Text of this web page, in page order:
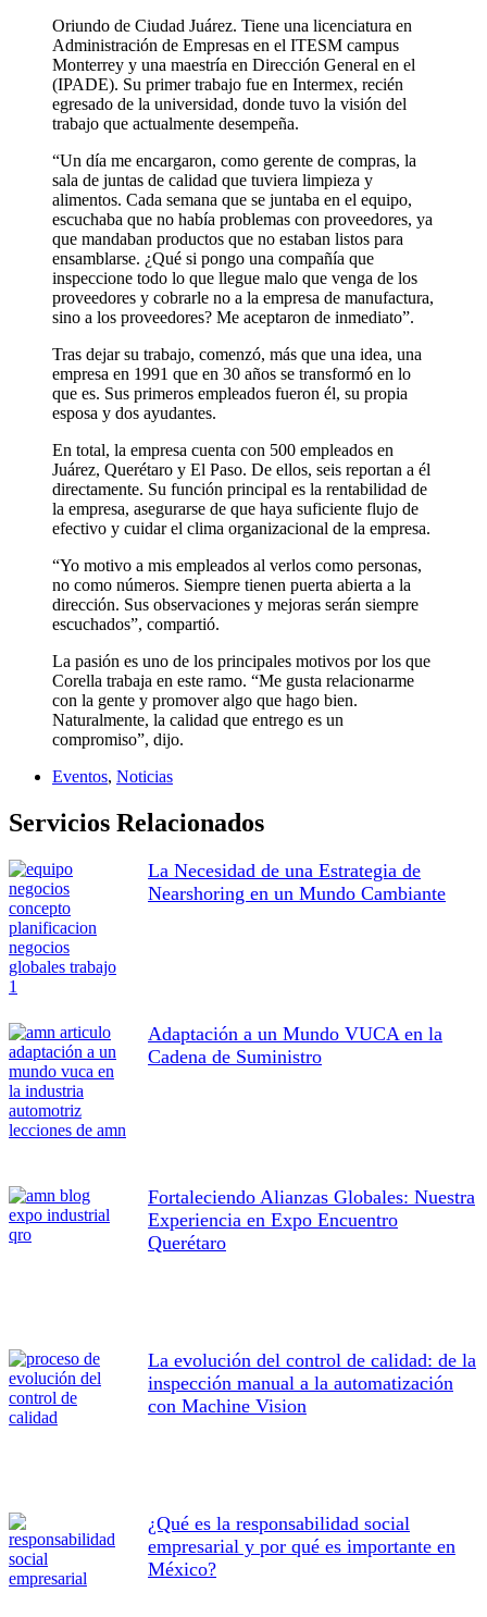
Oriundo de Ciudad Juárez. Tiene una licenciatura en
Administración de Empresas en el ITESM campus
Monterrey y una maestría en Dirección General en el
(IPADE). Su primer trabajo fue en Intermex, recién
egresado de la universidad, donde tuvo la visión del
trabajo que actualmente desempeña.
“Un día me encargaron, como gerente de compras, la
sala de juntas de calidad que tuviera limpieza y
alimentos. Cada semana que se juntaba en el equipo,
escuchaba que no había problemas con proveedores, ya
que mandaban productos que no estaban listos para
ensamblarse. ¿Qué si pongo una compañía que
inspeccione todo lo que llegue malo que venga de los
proveedores y cobrarle no a la empresa de manufactura,
sino a los proveedores? Me aceptaron de inmediato”.
Tras dejar su trabajo, comenzó, más que una idea, una
empresa en 1991 que en 30 años se transformó en lo
que es. Sus primeros empleados fueron él, su propia
esposa y dos ayudantes.
En total, la empresa cuenta con 500 empleados en
Juárez, Querétaro y El Paso. De ellos, seis reportan a él
directamente. Su función principal es la rentabilidad de
la empresa, asegurarse de que haya suficiente flujo de
efectivo y cuidar el clima organizacional de la empresa.
“Yo motivo a mis empleados al verlos como personas,
no como números. Siempre tienen puerta abierta a la
dirección. Sus observaciones y mejoras serán siempre
escuchados”, compartió.
La pasión es uno de los principales motivos por los que
Corella trabaja en este ramo. “Me gusta relacionarme
con la gente y promover algo que hago bien.
Naturalmente, la calidad que entrego es un
compromiso”, dijo.
Eventos, Noticias
Servicios Relacionados
La Necesidad de una Estrategia de
Nearshoring en un Mundo Cambiante
Adaptación a un Mundo VUCA en la
Cadena de Suministro
Fortaleciendo Alianzas Globales: Nuestra
Experiencia en Expo Encuentro
Querétaro
La evolución del control de calidad: de la
inspección manual a la automatización
con Machine Vision
¿Qué es la responsabilidad social
empresarial y por qué es importante en
México?